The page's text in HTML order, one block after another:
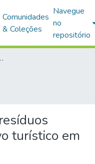
Comunidades
& Coleções
Navegue
no
repositório
(BDM)
turístico em